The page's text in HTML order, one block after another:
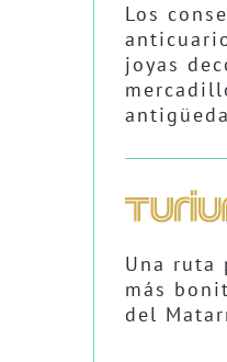
Los
joyas
Una ruta
más
del